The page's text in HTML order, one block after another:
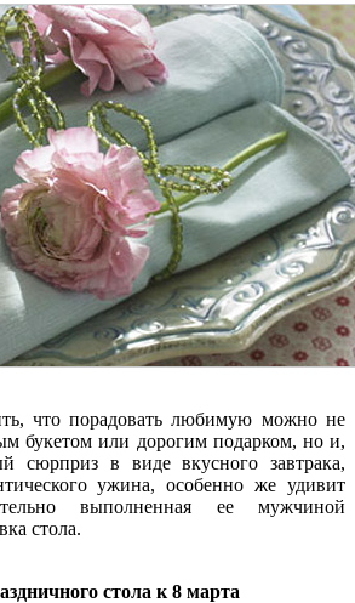
что порадовать любимую можно не
букетом или дорогим подарком, но и,
сюрприз в виде вкусного завтрака,
ужина, особенно же удивит
выполненная ее мужчиной
стола.
стола к 8 марта